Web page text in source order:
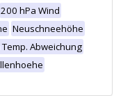
200 hPa Wind
Neuschneehöhe
Abweichung